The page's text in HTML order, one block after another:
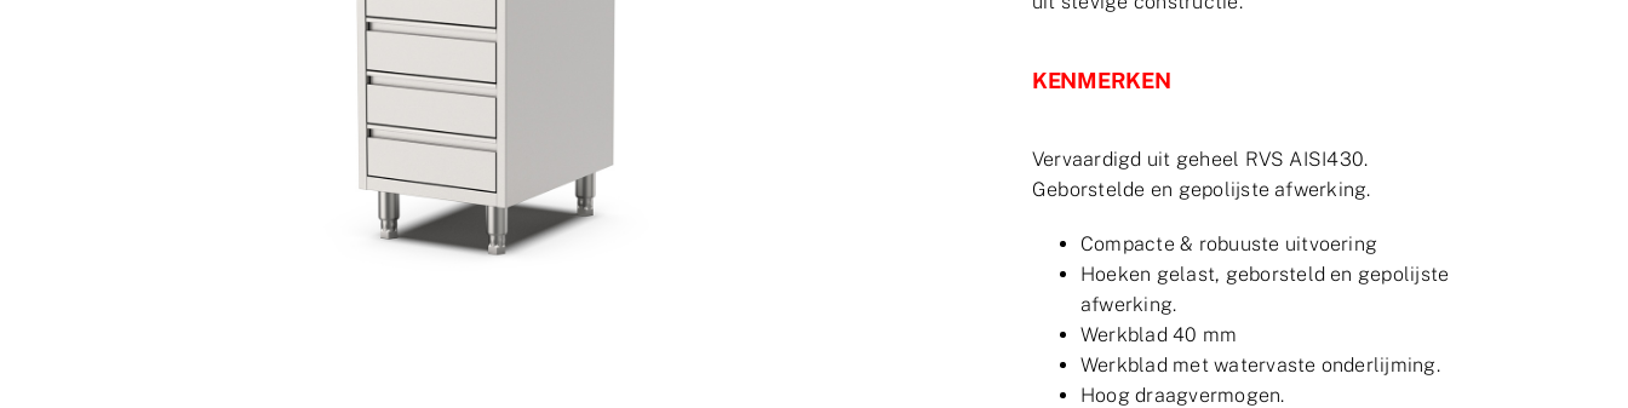
KENMERKEN
Vervaardigd uit geheel RVS AISI430.
Geborstelde en gepolijste afwerking.
Compacte & robuuste uitvoering
Hoeken gelast, geborsteld en gepolijste
afwerking.
Werkblad 40 mm
Werkblad met watervaste onderlijming.
Hoog draagvermogen.